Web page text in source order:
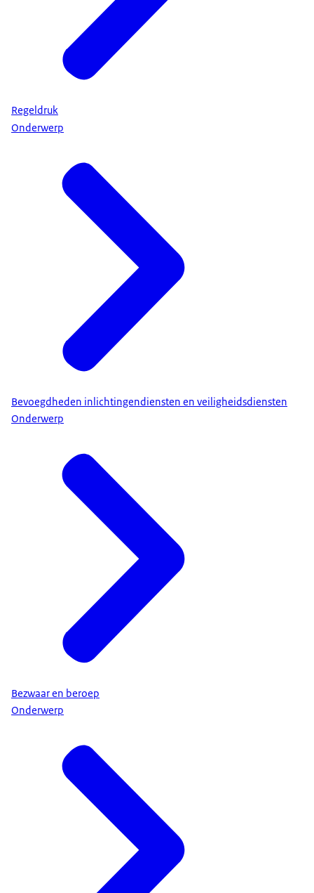
Regeldruk
Onderwerp
Bevoegdheden inlichtingendiensten en veiligheidsdiensten
Onderwerp
Bezwaar en beroep
Onderwerp